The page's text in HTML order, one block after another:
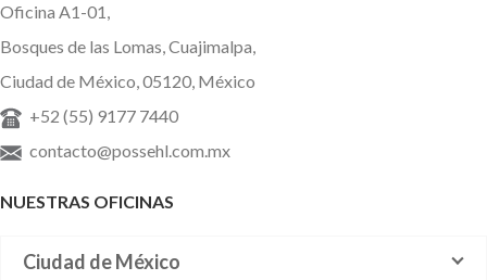
Oficina A1-01,
Bosques de las Lomas, Cuajimalpa,
Ciudad de México, 05120, México
+52 (55) 9177 7440
contacto@possehl.com.mx
NUESTRAS OFICINAS
Ciudad de México